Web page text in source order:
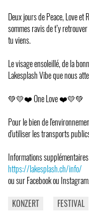
Deux jours de Peace, Love et
sommes ravis de t’y
tu viens.
Le visage ensoleillé, de la
Lakesplash Vibe que nous
💚💛❤️ One Love ❤️💛💚
Pour le bien de
d'utiliser les transports
Informations
https://lakesplash.ch/info/
ou sur Facebook ou
KONZERT
FESTIVAL